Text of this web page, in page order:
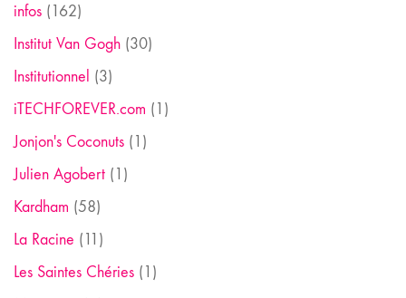
infos (162)
Institut Van Gogh (30)
Institutionnel (3)
iTECHFOREVER.com (1)
Jonjon's Coconuts (1)
Julien Agobert (1)
Kardham (58)
La Racine (11)
Les Saintes Chéries (1)